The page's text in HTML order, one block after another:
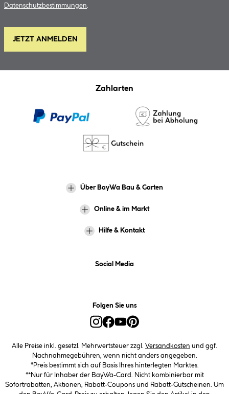
Datenschutzbestimmungen.
JETZT ANMELDEN
Zahlarten
Über BayWa Bau & Garten
Online & im Markt
Hilfe & Kontakt
Social Media
Folgen Sie uns
Alle Preise inkl. gesetzl. Mehrwertsteuer zzgl. Versandkosten und ggf.
Nachnahmegebühren, wenn nicht anders angegeben.
*Preis bestimmt sich auf Basis Ihres hinterlegten Marktes.
**Nur für Inhaber der BayWa-Card. Nicht kombinierbar mit
Sofortrabatten, Aktionen, Rabatt-Coupons und Rabatt-Gutscheinen. Um